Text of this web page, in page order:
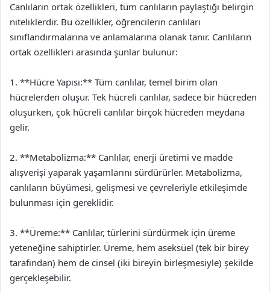
Canlıların ortak özellikleri, tüm canlıların paylaştığı belirgin
niteliklerdir. Bu özellikler, öğrencilerin canlıları
sınıflandırmalarına ve anlamalarına olanak tanır. Canlıların
ortak özellikleri arasında şunlar bulunur:
1. **Hücre Yapısı:** Tüm canlılar, temel birim olan
hücrelerden oluşur. Tek hücreli canlılar, sadece bir hücreden
oluşurken, çok hücreli canlılar birçok hücreden meydana
gelir.
2. **Metabolizma:** Canlılar, enerji üretimi ve madde
alışverişi yaparak yaşamlarını sürdürürler. Metabolizma,
canlıların büyümesi, gelişmesi ve çevreleriyle etkileşimde
bulunması için gereklidir.
3. **Üreme:** Canlılar, türlerini sürdürmek için üreme
yeteneğine sahiptirler. Üreme, hem aseksüel (tek bir birey
tarafından) hem de cinsel (iki bireyin birleşmesiyle) şekilde
gerçekleşebilir.